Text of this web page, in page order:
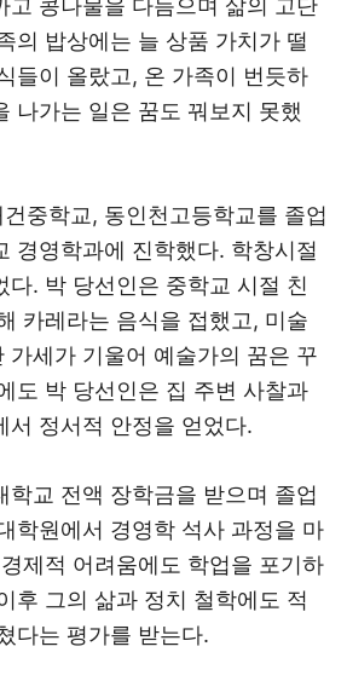
고 콩나물을 다듬으며 삶의 고단
의 밥상에는 늘 상품 가치가 떨
들이 올랐고, 온 가족이 번듯하
나가는 일은 꿈도 꿔보지 못했
중학교, 동인천고등학교를 졸업
경영학과에 진학했다. 학창시절
다. 박 당선인은 중학교 시절 친
카레라는 음식을 접했고, 미술
가세가 기울어 예술가의 꿈은 꾸
도 박 당선인은 집 주변 사찰과
서 정서적 안정을 얻었다.
학교 전액 장학금을 받으며 졸업
학원에서 경영학 석사 과정을 마
제적 어려움에도 학업을 포기하
후 그의 삶과 정치 철학에도 적
다는 평가를 받는다.